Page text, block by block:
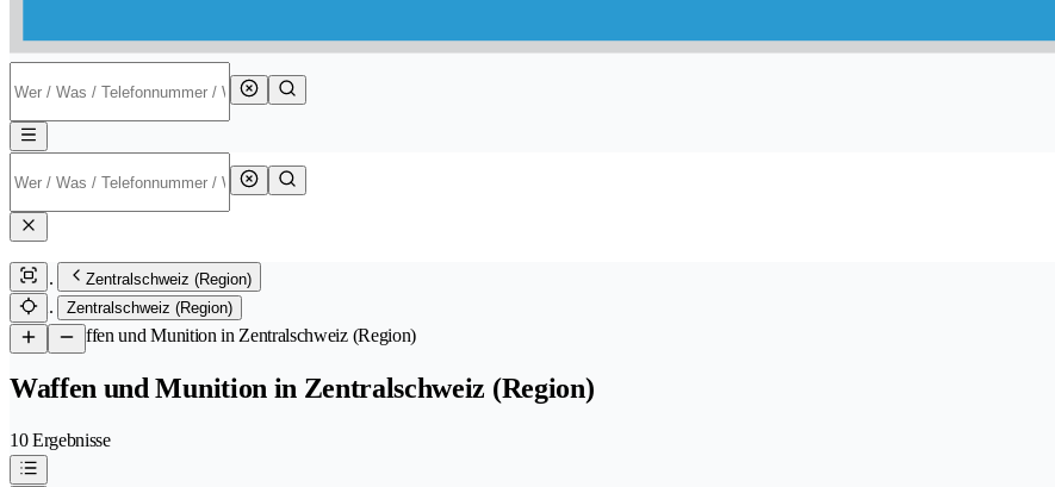
Zentralschweiz (Region)
Zentralschweiz (Region)
/Waffen und Munition in Zentralschweiz (Region)
Waffen und Munition in Zentralschweiz (Region)
10 Ergebnisse